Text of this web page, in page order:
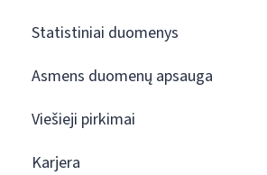
Statistiniai duomenys
Asmens duomenų apsauga
Viešieji pirkimai
Karjera